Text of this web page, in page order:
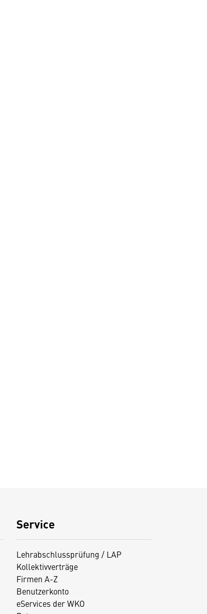
Service
Lehrabschlussprüfung / LAP
Kollektivverträge
Firmen A-Z
Benutzerkonto
eServices der WKO